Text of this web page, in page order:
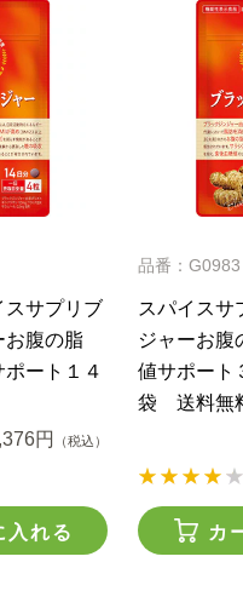
スサプリブ
お腹の脂
ート１４
円
（税込）
入れる
品番：G0983
スパイスサ
ジャーお腹
値サポート
袋 送料無
カ